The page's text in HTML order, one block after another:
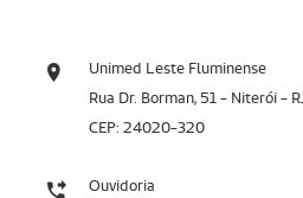
Unimed Leste Fluminense
Rua Dr. Borman, 51 - Niterói -
CEP: 24020-320
Ouvidoria